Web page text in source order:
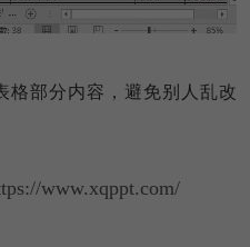
格部分内容，避免别人乱改
www.xqppt.com/